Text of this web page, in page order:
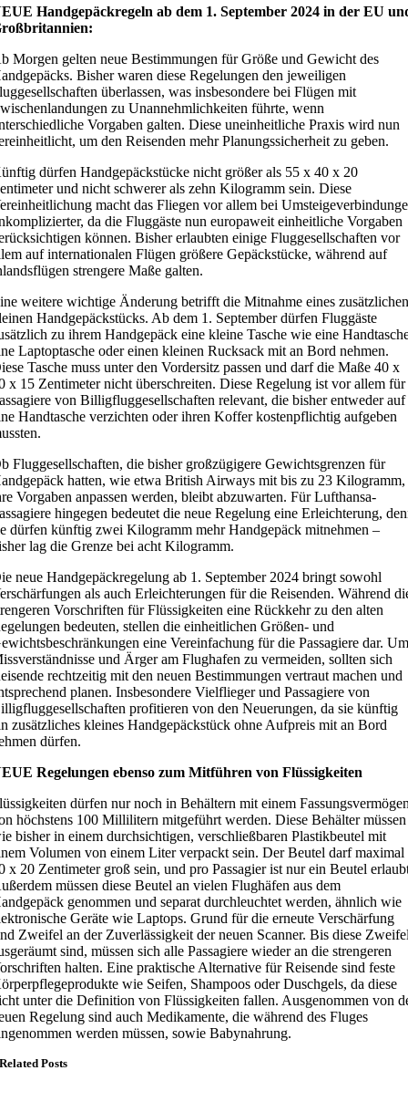
Handgepäckregeln ab dem 1. September 2024 in der EU
Morgen gelten neue Bestimmungen für Größe und Gewicht des
Bisher waren diese Regelungen den jeweiligen
überlassen, was insbesondere bei Flügen mit
zu Unannehmlichkeiten führte, wenn
Vorgaben galten. Diese uneinheitliche Praxis wird nun
um den Reisenden mehr Planungssicherheit zu geben.
dürfen Handgepäckstücke nicht größer als 55 x 40 x 20
und nicht schwerer als zehn Kilogramm sein. Diese
macht das Fliegen vor allem bei
da die Fluggäste nun europaweit einheitliche Vorgaben
können. Bisher erlaubten einige Fluggesellschaften vor
auf internationalen Flügen größere Gepäckstücke, während auf
strengere Maße galten.
weitere wichtige Änderung betrifft die Mitnahme eines
Handgepäckstücks. Ab dem 1. September dürfen Fluggäste
zu ihrem Handgepäck eine kleine Tasche wie eine
Laptoptasche oder einen kleinen Rucksack mit an Bord nehmen.
Tasche muss unter den Vordersitz passen und darf die Maße 40 x
x 15 Zentimeter nicht überschreiten. Diese Regelung ist vor allem für
von Billigfluggesellschaften relevant, die bisher entweder auf
Handtasche verzichten oder ihren Koffer kostenpflichtig aufgeben
Fluggesellschaften, die bisher großzügigere Gewichtsgrenzen für
hatten, wie etwa British Airways mit bis zu 23 Kilogramm,
Vorgaben anpassen werden, bleibt abzuwarten. Für Lufthansa-
hingegen bedeutet die neue Regelung eine Erleichterung,
dürfen künftig zwei Kilogramm mehr Handgepäck mitnehmen –
lag die Grenze bei acht Kilogramm.
neue Handgepäckregelung ab 1. September 2024 bringt sowohl
als auch Erleichterungen für die Reisenden. Während
Vorschriften für Flüssigkeiten eine Rückkehr zu den alten
bedeuten, stellen die einheitlichen Größen- und
eine Vereinfachung für die Passagiere dar.
und Ärger am Flughafen zu vermeiden, sollten sich
rechtzeitig mit den neuen Bestimmungen vertraut machen und
planen. Insbesondere Vielflieger und Passagiere von
profitieren von den Neuerungen, da sie künftig
zusätzliches kleines Handgepäckstück ohne Aufpreis mit an Bord
dürfen.
Regelungen ebenso zum Mitführen von Flüssigkeiten
dürfen nur noch in Behältern mit einem
höchstens 100 Millilitern mitgeführt werden. Diese Behälter müssen
bisher in einem durchsichtigen, verschließbaren Plastikbeutel mit
Volumen von einem Liter verpackt sein. Der Beutel darf maximal
x 20 Zentimeter groß sein, und pro Passagier ist nur ein Beutel
müssen diese Beutel an vielen Flughäfen aus dem
genommen und separat durchleuchtet werden, ähnlich wie
Geräte wie Laptops. Grund für die erneute Verschärfung
Zweifel an der Zuverlässigkeit der neuen Scanner. Bis diese
sind, müssen sich alle Passagiere wieder an die strengeren
halten. Eine praktische Alternative für Reisende sind feste
wie Seifen, Shampoos oder Duschgels, da diese
unter die Definition von Flüssigkeiten fallen. Ausgenommen von
Regelung sind auch Medikamente, die während des Fluges
werden müssen, sowie Babynahrung.
Related Posts